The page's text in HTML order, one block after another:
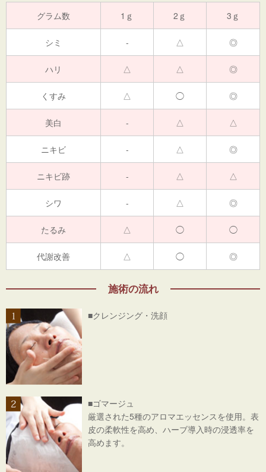
グラム数 1ｇ 2ｇ 3ｇ
シミ - △ ◎
ハリ △ △ ◎
くすみ △ ◯ ◎
美白 - △ △
ニキビ - △ ◎
ニキビ跡 - △ △
シワ - △ ◎
たるみ △ ◯ ◯
代謝改善 △ ◯ ◎
施術の流れ
■クレンジング・洗顔
■ゴマージュ
厳選された5種のアロマエッセンスを使用。表
皮の柔軟性を高め、ハーブ導入時の浸透率を
高めます。